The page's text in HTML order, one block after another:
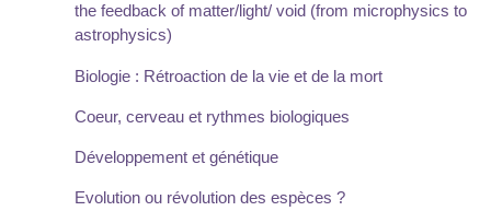
the feedback of matter/light/ void (from microphysics to
astrophysics)
Biologie : Rétroaction de la vie et de la mort
Coeur, cerveau et rythmes biologiques
Développement et génétique
Evolution ou révolution des espèces ?